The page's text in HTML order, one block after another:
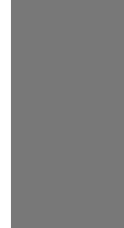
peuvent varier par rapport